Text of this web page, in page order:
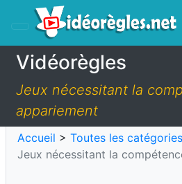
Vidéorègles
Jeux nécessitant la
appariement
Accueil > Toutes les
Jeux nécessitant la